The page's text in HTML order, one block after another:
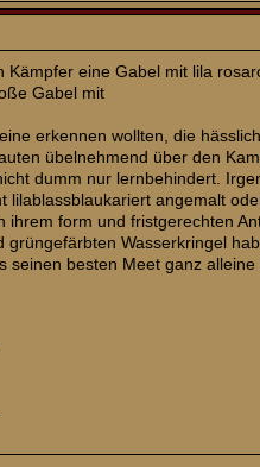
eine Gabel mit lila
Gabel mit
erkennen wollten, die
übelnehmend über den
dumm nur lernbehindert.
lilablassblaukariert angemalt
form und fristgerechten
grüngefärbten Wasserkringel
seinen besten Meet ganz